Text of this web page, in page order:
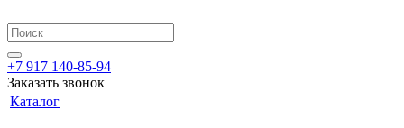
+7 917 140-85-94
Заказать звонок
Каталог